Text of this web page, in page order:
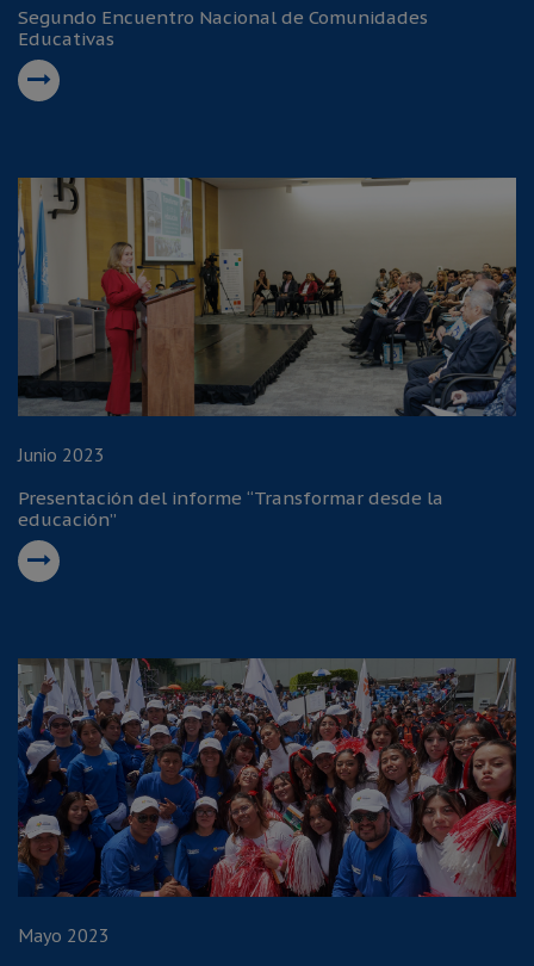
Segundo Encuentro Nacional de Comunidades
Educativas
Junio 2023
Presentación del informe “Transformar desde la
educación”
Mayo 2023